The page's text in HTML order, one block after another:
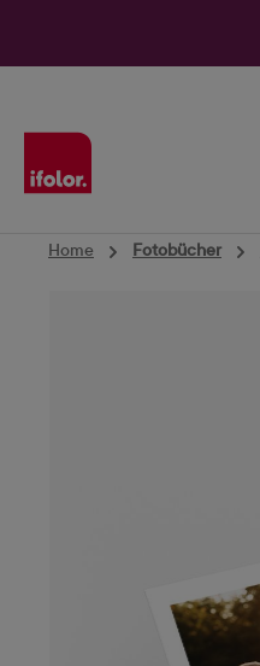
Home Fotobücher